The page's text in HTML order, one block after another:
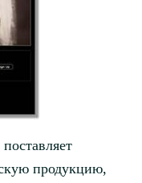
поставляет
продукцию,